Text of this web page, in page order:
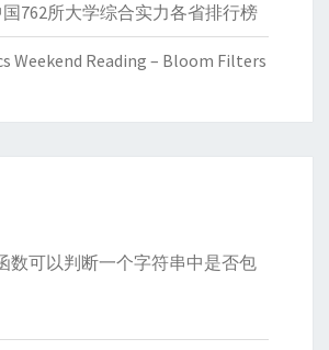
762所大学综合实力各省排行榜
Weekend Reading – Bloom Filters
数可以判断一个字符串中是否包